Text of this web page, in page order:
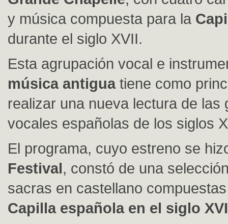
y música compuesta para la
durante el siglo XVII.
Esta agrupación vocal e
música antiguatiene como
realizar una nueva lectura de las
vocales españolas de los siglos
El programa, cuyo estreno se
Festival, constó de una
sacras en castellano
Capilla española en el siglo